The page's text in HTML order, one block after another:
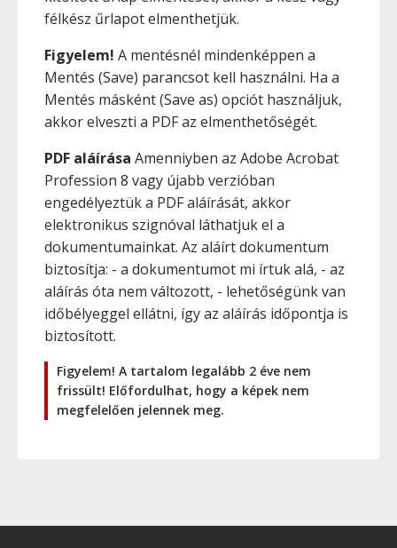
félkész űrlapot elmenthetjük.
Figyelem! A mentésnél mindenképpen a
Mentés (Save) parancsot kell használni. Ha a
Mentés másként (Save as) opciót használjuk,
akkor elveszti a PDF az elmenthetőségét.
PDF aláírása Amenniyben az Adobe Acrobat
Profession 8 vagy újabb verzióban
engedélyeztük a PDF aláírását, akkor
elektronikus szignóval láthatjuk el a
dokumentumainkat. Az aláírt dokumentum
biztosítja: - a dokumentumot mi írtuk alá, - az
aláírás óta nem változott, - lehetőségünk van
időbélyeggel ellátni, így az aláírás időpontja is
biztosított.
Figyelem! A tartalom legalább 2 éve nem
frissült! Előfordulhat, hogy a képek nem
megfelelően jelennek meg.